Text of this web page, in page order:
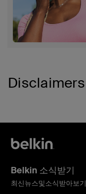
Disclaimers
Belkin 소식받기
최신뉴스및소식받아보기